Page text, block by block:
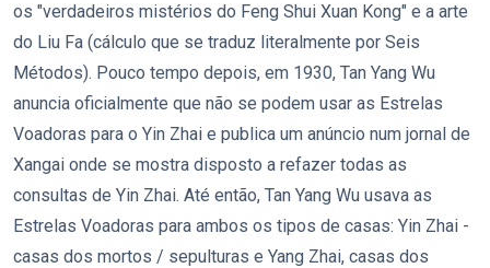
os "verdadeiros mistérios do Feng Shui Xuan Kong" e a arte
do Liu Fa (cálculo que se traduz literalmente por Seis
Métodos). Pouco tempo depois, em 1930, Tan Yang Wu
anuncia oficialmente que não se podem usar as Estrelas
Voadoras para o Yin Zhai e publica um anúncio num jornal de
Xangai onde se mostra disposto a refazer todas as
consultas de Yin Zhai. Até então, Tan Yang Wu usava as
Estrelas Voadoras para ambos os tipos de casas: Yin Zhai -
casas dos mortos / sepulturas e Yang Zhai, casas dos